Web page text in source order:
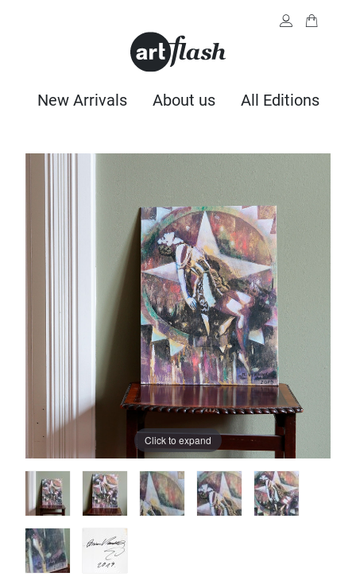
New Arrivals About us All Editions
Click to expand